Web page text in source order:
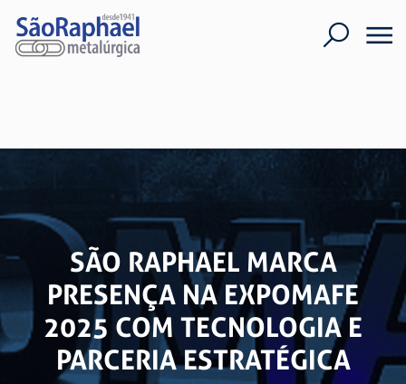
SÃO RAPHAEL MARCA
PRESENÇA NA EXPOMAFE
2025 COM TECNOLOGIA E
PARCERIA ESTRATÉGICA